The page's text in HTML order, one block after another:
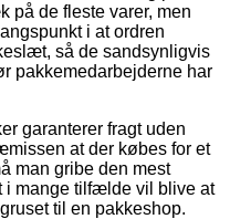
på de fleste varer, men
i at ordren
så de sandsynligvis
pakkemedarbejderne har
garanterer fragt uden
at der købes for et
man gribe den mest
i mange tilfælde vil blive at
til en pakkeshop.